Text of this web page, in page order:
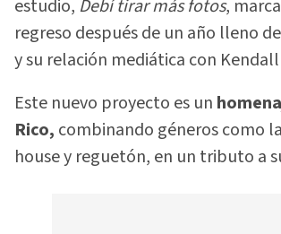
estudio, Debí tirar más fotos,
regreso después de un año lleno
y su relación mediática con
Este nuevo proyecto es un
Rico, combinando géneros como
house y reguetón, en un tributo a